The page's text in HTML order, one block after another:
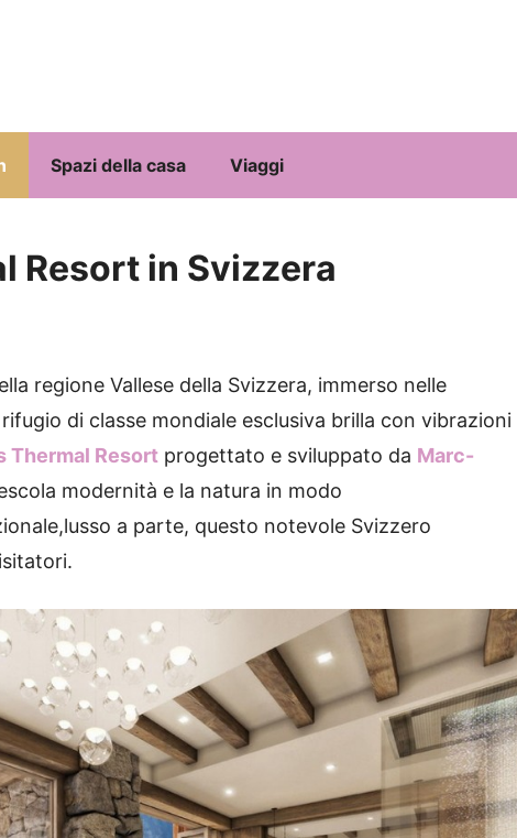
Spazi della casa Viaggi
Resort in Svizzera
regione Vallese della Svizzera, immerso nelle
di classe mondiale esclusiva brilla con vibrazioni
Thermal Resort progettato e sviluppato da Marc-
modernità e la natura in modo
lusso a parte, questo notevole Svizzero